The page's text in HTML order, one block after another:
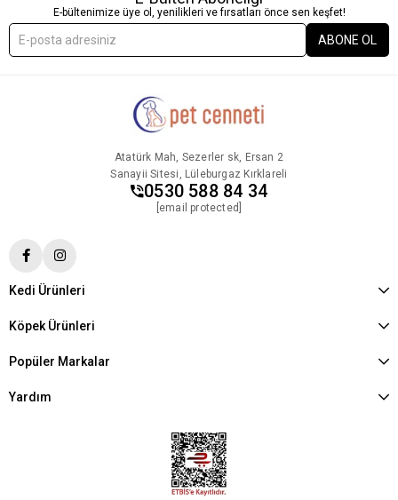
E-bültenimize üye ol, yenilikleri ve fırsatları önce sen keşfet!
ABONE OL
Atatürk Mah, Sezerler sk, Ersan 2
Sanayii Sitesi, Lüleburgaz Kırklareli
0530 588 84 34
[email protected]
Kedi Ürünleri
Köpek Ürünleri
Popüler Markalar
Yardım